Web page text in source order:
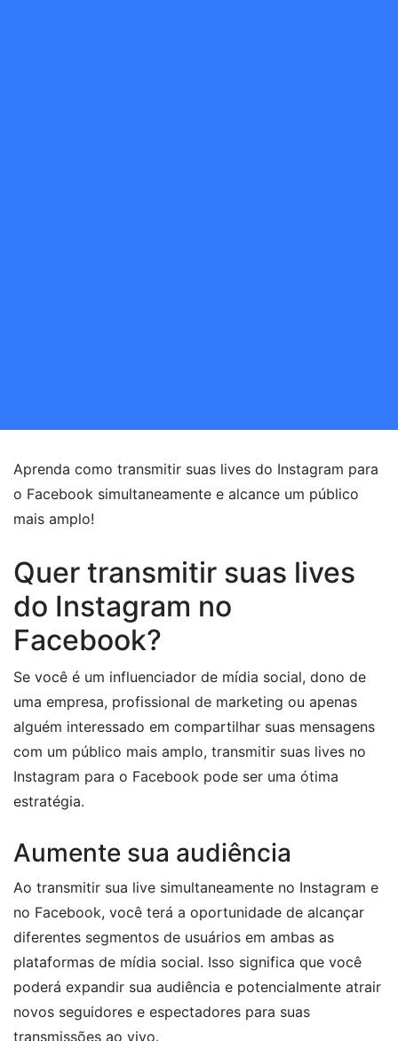
Aprenda como transmitir suas lives do Instagram para
o Facebook simultaneamente e alcance um público
mais amplo!
Quer transmitir suas lives
do Instagram no
Facebook?
Se você é um influenciador de mídia social, dono de
uma empresa, profissional de marketing ou apenas
alguém interessado em compartilhar suas mensagens
com um público mais amplo, transmitir suas lives no
Instagram para o Facebook pode ser uma ótima
estratégia.
Aumente sua audiência
Ao transmitir sua live simultaneamente no Instagram e
no Facebook, você terá a oportunidade de alcançar
diferentes segmentos de usuários em ambas as
plataformas de mídia social. Isso significa que você
poderá expandir sua audiência e potencialmente atrair
novos seguidores e espectadores para suas
transmissões ao vivo.